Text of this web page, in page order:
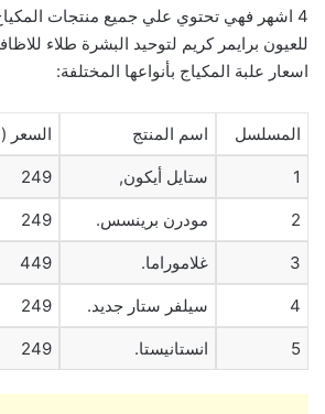
4 اشهر فهي تحتوي علي جميع منتجات
للعيون برايمر كريم لتوحيد البشرة طلاء
اسعار علبة المكياج بأنواعها المختلفة:
المسلسل اسم المنتج السعر
1 ستايل أيكون, 249
2 مودرن برينسس. 249
3 غلاموراما. 449
4 سيلفر ستار جديد. 249
5 انستانيستا. 249